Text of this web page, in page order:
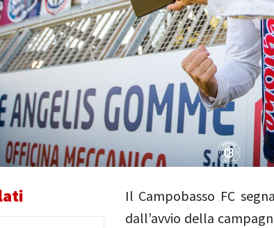
Il Campobasso FC
dall’avvio della